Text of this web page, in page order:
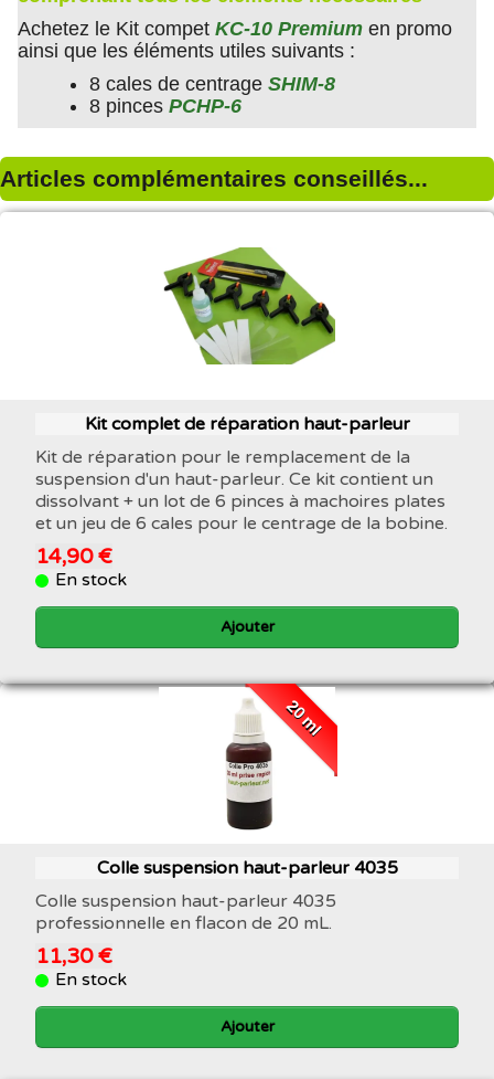
Achetez le Kit compet KC-10 Premium en promo
ainsi que les éléments utiles suivants :
8 cales de centrage SHIM-8
8 pinces PCHP-6
Articles complémentaires conseillés...
Kit complet de réparation haut-parleur
Kit de réparation pour le remplacement de la
suspension d'un haut-parleur. Ce kit contient un
dissolvant + un lot de 6 pinces à machoires plates
et un jeu de 6 cales pour le centrage de la bobine.
14,90 €
En stock
Ajouter
20 ml
Colle suspension haut-parleur 4035
Colle suspension haut-parleur 4035
professionnelle en flacon de 20 mL.
11,30 €
En stock
Ajouter